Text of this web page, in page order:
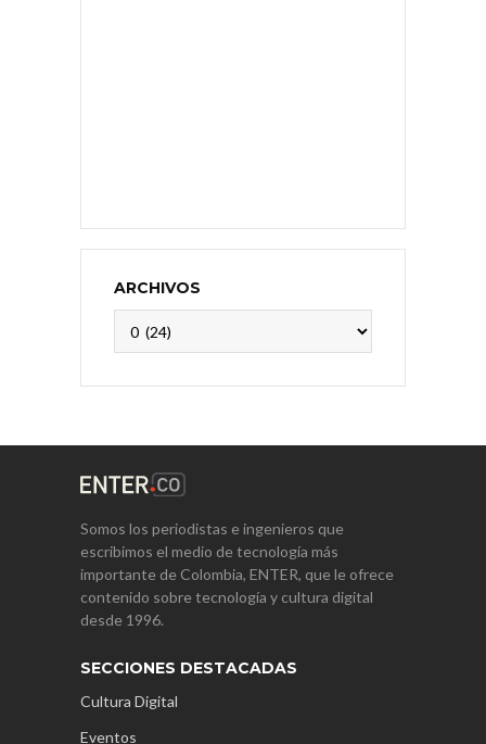
ARCHIVOS
Somos los periodistas e ingenieros que
escribimos el medio de tecnología más
importante de Colombia, ENTER, que le ofrece
contenido sobre tecnología y cultura digital
desde 1996.
SECCIONES DESTACADAS
Cultura Digital
Eventos